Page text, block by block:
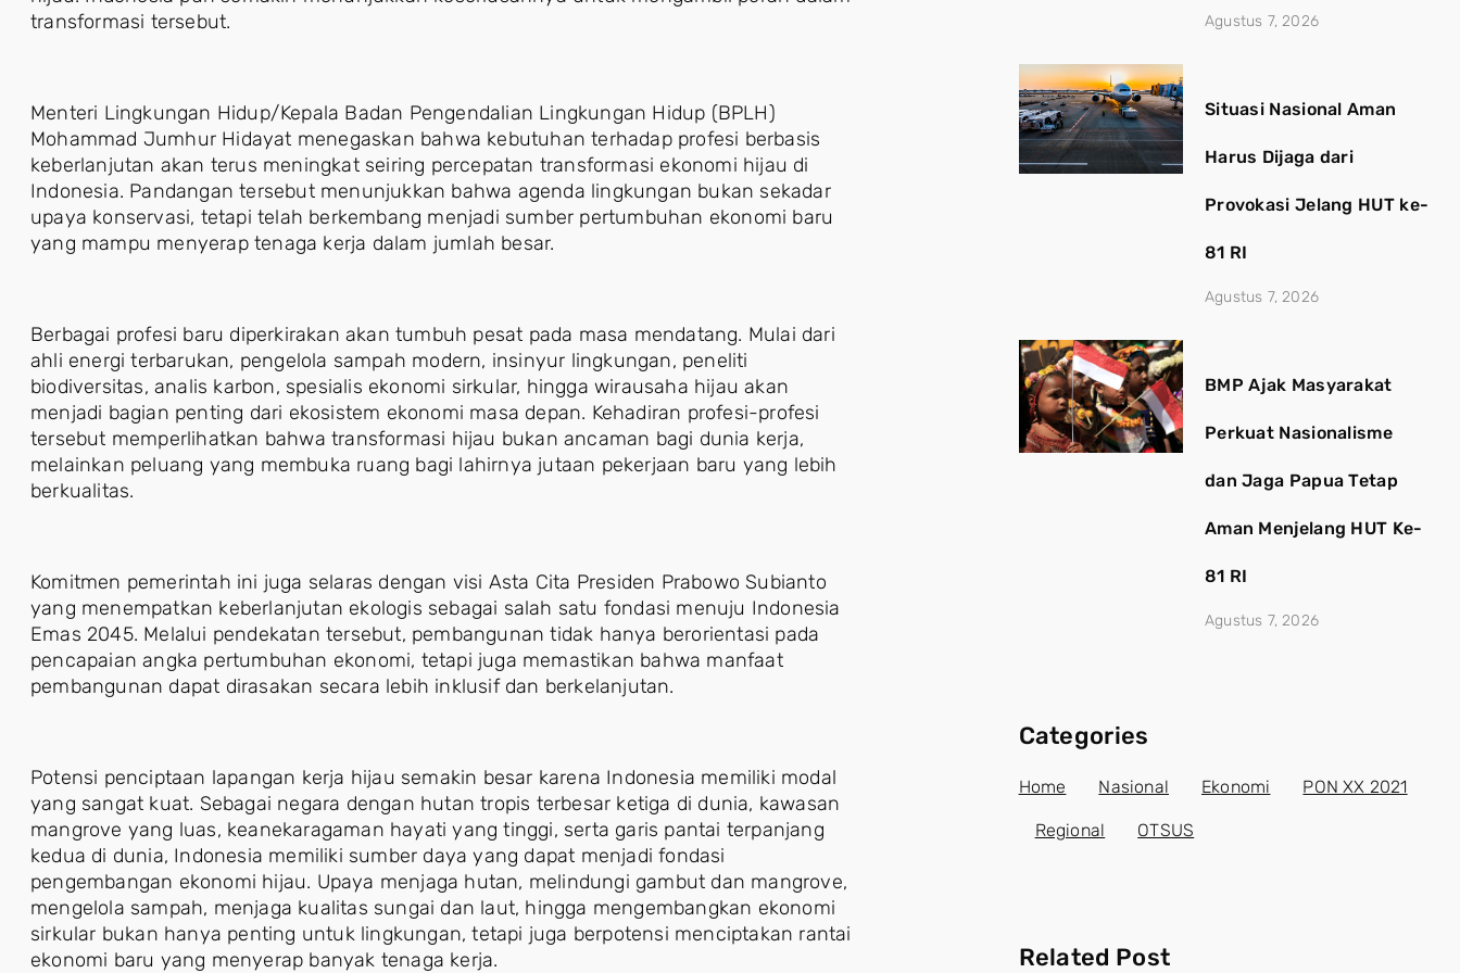
transformasi tersebut.
Menteri Lingkungan Hidup/Kepala Badan Pengendalian Lingkungan Hidup (BPLH)
Mohammad Jumhur Hidayat menegaskan bahwa kebutuhan terhadap profesi berbasis
keberlanjutan akan terus meningkat seiring percepatan transformasi ekonomi hijau di
Indonesia. Pandangan tersebut menunjukkan bahwa agenda lingkungan bukan sekadar
upaya konservasi, tetapi telah berkembang menjadi sumber pertumbuhan ekonomi baru
yang mampu menyerap tenaga kerja dalam jumlah besar.
Berbagai profesi baru diperkirakan akan tumbuh pesat pada masa mendatang. Mulai dari
ahli energi terbarukan, pengelola sampah modern, insinyur lingkungan, peneliti
biodiversitas, analis karbon, spesialis ekonomi sirkular, hingga wirausaha hijau akan
menjadi bagian penting dari ekosistem ekonomi masa depan. Kehadiran profesi-profesi
tersebut memperlihatkan bahwa transformasi hijau bukan ancaman bagi dunia kerja,
melainkan peluang yang membuka ruang bagi lahirnya jutaan pekerjaan baru yang lebih
berkualitas.
Komitmen pemerintah ini juga selaras dengan visi Asta Cita Presiden Prabowo Subianto
yang menempatkan keberlanjutan ekologis sebagai salah satu fondasi menuju Indonesia
Emas 2045. Melalui pendekatan tersebut, pembangunan tidak hanya berorientasi pada
pencapaian angka pertumbuhan ekonomi, tetapi juga memastikan bahwa manfaat
pembangunan dapat dirasakan secara lebih inklusif dan berkelanjutan.
Potensi penciptaan lapangan kerja hijau semakin besar karena Indonesia memiliki modal
yang sangat kuat. Sebagai negara dengan hutan tropis terbesar ketiga di dunia, kawasan
mangrove yang luas, keanekaragaman hayati yang tinggi, serta garis pantai terpanjang
kedua di dunia, Indonesia memiliki sumber daya yang dapat menjadi fondasi
pengembangan ekonomi hijau. Upaya menjaga hutan, melindungi gambut dan mangrove,
mengelola sampah, menjaga kualitas sungai dan laut, hingga mengembangkan ekonomi
sirkular bukan hanya penting untuk lingkungan, tetapi juga berpotensi menciptakan rantai
ekonomi baru yang menyerap banyak tenaga kerja.
Agustus 7, 2026
Situasi Nasional Aman
Harus Dijaga dari
Provokasi Jelang HUT ke-
81 RI
Agustus 7, 2026
BMP Ajak Masyarakat
Perkuat Nasionalisme
dan Jaga Papua Tetap
Aman Menjelang HUT Ke-
81 RI
Agustus 7, 2026
Categories
Home Nasional Ekonomi PON XX 2021
Regional OTSUS
Related Post